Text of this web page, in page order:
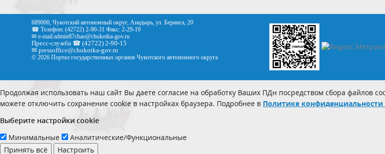
689000, Чукотский автономный округ, Анадырь, ул. Беринга, 20
☎ Телефон: (42722) 2-90-31 Факс: 2-29-19
✉ e-mail:admin87chao@chukotka-gov.ru
Пресс-служба ☎ (42722) 2-90-15
✉ pressoffice@chukotka-gov.ru
© 2026 Портал государственных органов Чукотского автономного округа
Продолжая использовать наш сайт Вы даете согласие на обработку Ваших ПДн посредством сбора файлов
можете отключить сохранение cookie в настройках браузера. Подробнее в Политике конфиденциальности
Выберите настройки cookie
Минимальные
Аналитические/Функциональные
Принять всё
Настроить